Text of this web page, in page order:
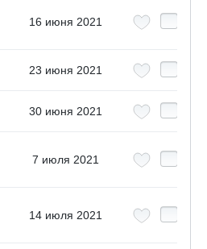
16 июня 2021
23 июня 2021
30 июня 2021
7 июля 2021
14 июля 2021